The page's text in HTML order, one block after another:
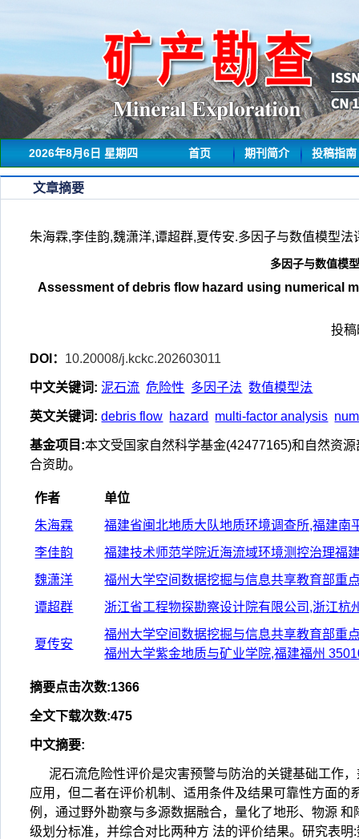
2026年8月6日 星期四 首页 期刊简介 投稿指南
文章摘要
朱海霖,李佳韵,魏潇洋,谭超群,夏传安.多因子与数值模型
多因子与数值模
Assessment of debris flow hazard using numerical
投
DOI： 10.20008/j.kckc.202603011
中文关键词: 泥石流 危险性 多因子法 数值模型法
英文关键词: debris flow hazard multi-factor analysis
基金项目 :本文受国家自然科学基金(42477165)和自然资
合资助。
作者
单位
朱海霖
福建省闽北地质大队地质环境调查所,福建南
李佳韵
福建技术师范学院近海流域环境测控治理福
魏潇洋
福州大学空间数据挖掘与信息共享教育部重
谭超群
浙江省工程物探勘察设计院有限公司,浙江杭
夏传安
福州大学空间数据挖掘与信息共享教育部重
福州大学紫金地质与矿业学院,福建福州
摘要点击次数:1366
全文下载次数:475
中文摘要:
泥石流危险性评价是灾害预警与防治的关键基础工作
应用，但二者在评价机制、适用条件及结果可靠性方面
例，通过野外勘察与多源数据融合，量化了地形、物源
级划分标准，并综合对比两种方 法的评价结果。研究表